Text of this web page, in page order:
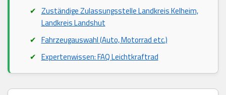
Zuständige Zulassungsstelle Landkreis Kelheim,
Landkreis Landshut
Fahrzeugauswahl (Auto, Motorrad etc.)
Expertenwissen: FAQ Leichtkraftrad